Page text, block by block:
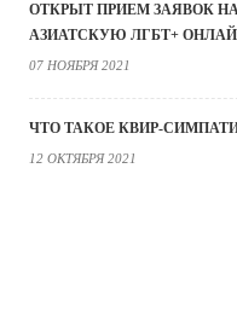
ОТКРЫТ ПРИЕМ ЗАЯВОК
АЗИАТСКУЮ ЛГБТ+
07 НОЯБРЯ 2021
ЧТО ТАКОЕ КВИР-
12 ОКТЯБРЯ 2021